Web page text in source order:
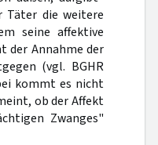
Täter die weitere
seine affektive
der Annahme der
(vgl. BGHR
kommt es nicht
ob der Affekt
Zwanges"